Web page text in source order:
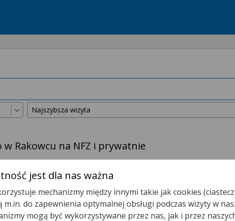
Rakowcu na NFZ i prywatnie
Poradnia (gabinet) Lekarza POZ
jest dla nas ważna
mechanizmy między innymi takie jak cookies
m.in. do zapewnienia optymalnej obsługi podczas wizyty w
mogą być wykorzystywane przez nas, jak i przez